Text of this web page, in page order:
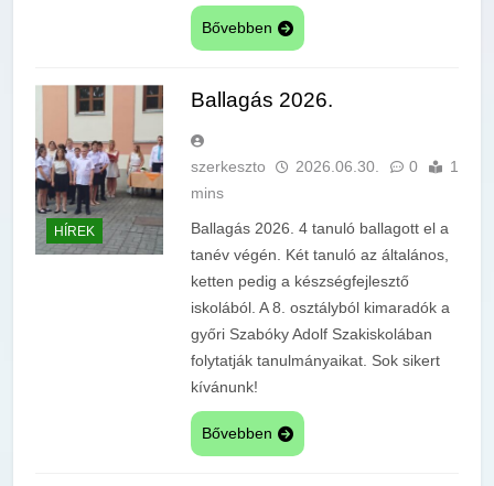
Bővebben
HÍREK
Ballagás 2026.
szerkeszto 2026.06.30. 0
1
mins
Ballagás 2026. 4 tanuló ballagott el a
tanév végén. Két tanuló az általános,
ketten pedig a készségfejlesztő
iskolából. A 8. osztályból kimaradók a
győri Szabóky Adolf Szakiskolában
folytatják tanulmányaikat. Sok sikert
kívánunk!
Bővebben